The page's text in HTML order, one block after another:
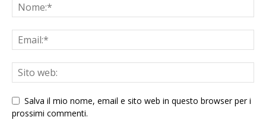
Salva il mio nome, email e sito web in questo browser per i
prossimi commenti.